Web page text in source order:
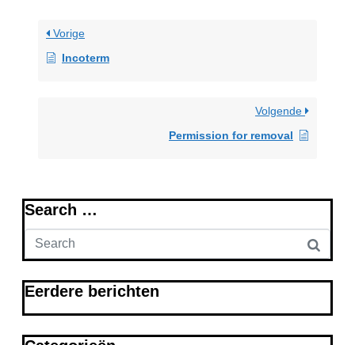
Vorige
Incoterm
Volgende
Permission for removal
Search …
Eerdere berichten